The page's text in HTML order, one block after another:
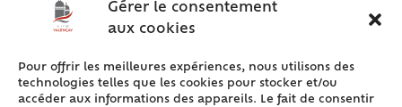
Gérer le consentement
aux cookies
Pour offrir les meilleures expériences, nous utilisons des
technologies telles que les cookies pour stocker et/ou
accéder aux informations des appareils. Le fait de consentir
construction : quelles sont les règles de
calcul ?
Quelle est la durée de validité d'une
autorisation ?